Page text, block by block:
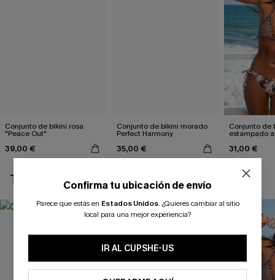
Conjunto de bikini rosa
"Peace Out"
39,00 €
Conjunto de bikini morado
Perfect Harmony
35,00 €
Conjunto de
estampado
31,00 €
TAMBIÉN TE PUEDE GUSTAR
Confirma tu ubicación de envío
Parece que estás en Estados Unidos. ¿Quieres cambiar al sitio
local para una mejor experiencia?
IR AL CUPSHE-US